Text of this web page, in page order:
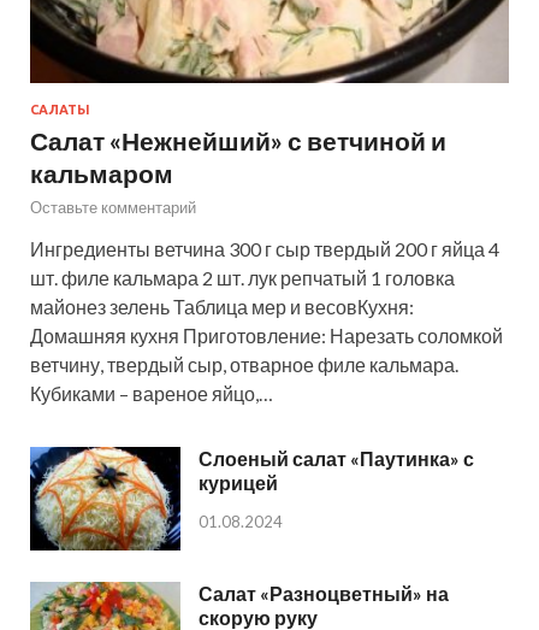
САЛАТЫ
Салат «Нежнейший» с ветчиной и
кальмаром
Оставьте комментарий
Ингредиенты ветчина 300 г сыр твердый 200 г яйца 4
шт. филе кальмара 2 шт. лук репчатый 1 головка
майонез зелень Таблица мер и весовКухня:
Домашняя кухня Приготовление: Нарезать соломкой
ветчину, твердый сыр, отварное филе кальмара.
Кубиками – вареное яйцо,…
Слоеный салат «Паутинка» с
курицей
01.08.2024
Салат «Разноцветный» на
скорую руку